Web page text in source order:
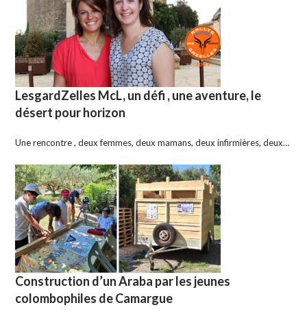
LesgardZelles McL, un défi , une aventure, le
désert pour horizon
Une rencontre , deux femmes, deux mamans, deux infirmières, deux…
Construction d’un Araba par les jeunes
colombophiles de Camargue